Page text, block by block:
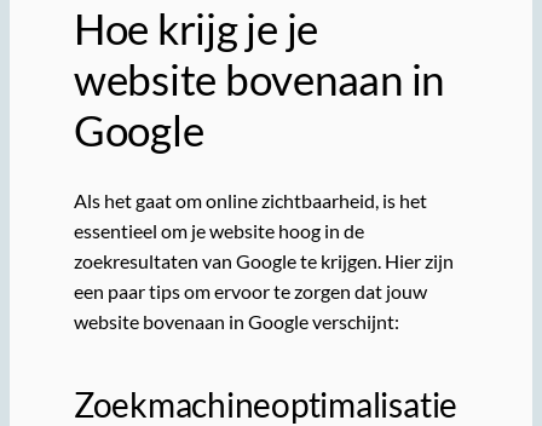
Hoe krijg je je
website bovenaan in
Google
Als het gaat om online zichtbaarheid, is het
essentieel om je website hoog in de
zoekresultaten van Google te krijgen. Hier zijn
een paar tips om ervoor te zorgen dat jouw
website bovenaan in Google verschijnt:
Zoekmachineoptimalisatie